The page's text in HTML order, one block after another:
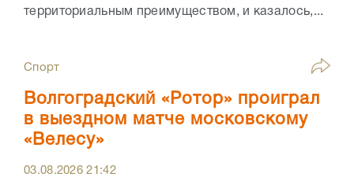
территориальным преимуществом, и казалось,...
Спорт
Волгоградский «Ротор» проиграл
в выездном матче московскому
«Велесу»
03.08.202621:42